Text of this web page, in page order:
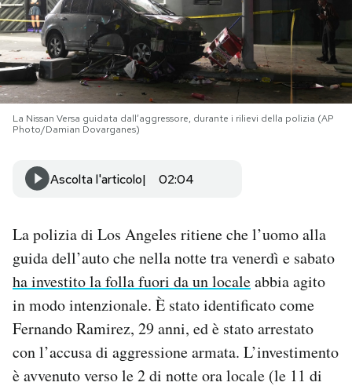
NEWSLETTER
I MIEI PREFERITI
SHOP
CALENDARIO
AREA PERSONALE
Area Personale
Newsletter
Notifiche mobile
Regala il Post
Esci
La Nissan Versa guidata dall’aggressore, durante i rilievi della polizia (AP
Photo/Damian Dovarganes)
Ascolta l'articolo 02:04
La polizia di Los Angeles ritiene che l’uomo alla
guida dell’auto che nella notte tra venerdì e sabato
ha investito la folla fuori da un localeabbia agito
in modo intenzionale. È stato identificato come
Fernando Ramirez, 29 anni, ed è stato arrestato
con l’accusa di aggressione armata. L’investimento
è avvenuto verso le 2 di notte ora locale (le 11 di